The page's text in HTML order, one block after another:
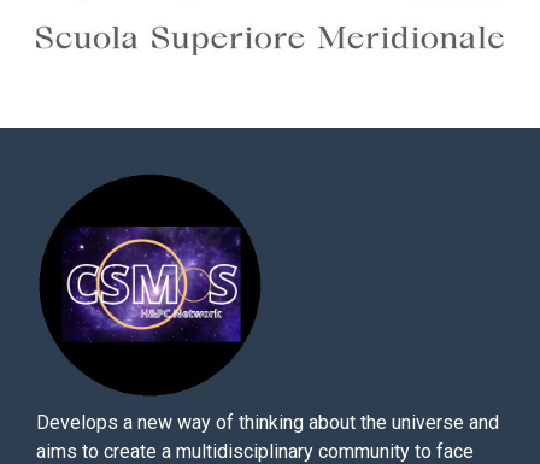
Develops a new way of thinking about the universe and
aims to create a multidisciplinary community to face